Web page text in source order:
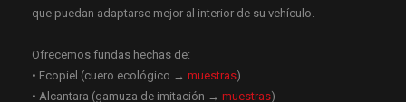
que puedan adaptarse mejor al interior de su vehículo.
Ofrecemos fundas hechas de:
• Ecopiel (cuero ecológico → muestras)
• Alcantara (gamuza de imitación → muestras)